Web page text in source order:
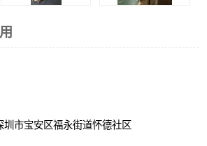
圳市宝安区福永街道怀德社区